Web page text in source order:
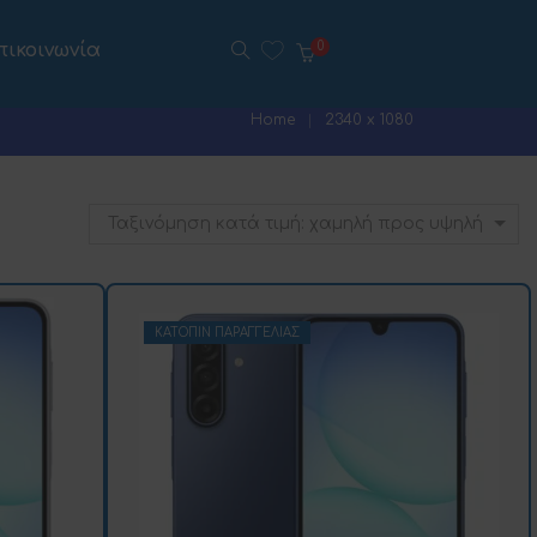
Home 2340 x 1080
Ταξινόμηση κατά τιμή: χαμηλή προς υψηλή
ΚΑΤΌΠΙΝ ΠΑΡΑΓΓΕΛΊΑΣ